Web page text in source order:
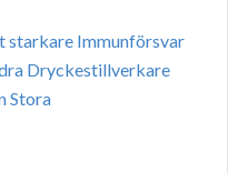
Immunförsvar
Dryckestillverkare
Stora